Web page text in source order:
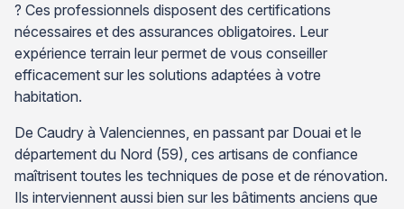
? Ces professionnels disposent des certifications
nécessaires et des assurances obligatoires. Leur
expérience terrain leur permet de vous conseiller
efficacement sur les solutions adaptées à votre
habitation.
De Caudry à Valenciennes, en passant par Douai et le
département du Nord (59), ces artisans de confiance
maîtrisent toutes les techniques de pose et de rénovation.
Ils interviennent aussi bien sur les bâtiments anciens que